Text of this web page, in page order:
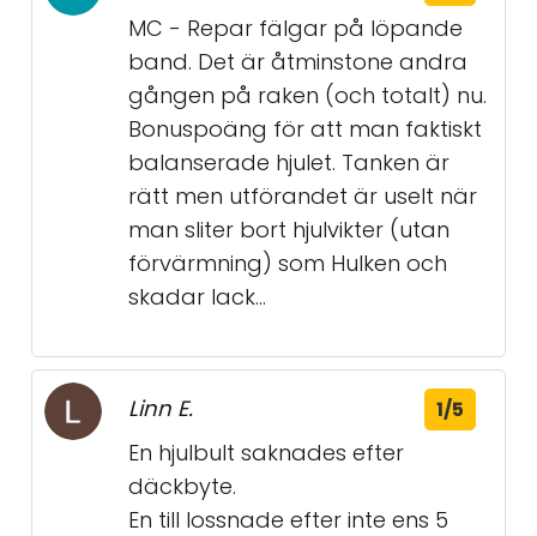
MC - Repar fälgar på löpande
band. Det är åtminstone andra
gången på raken (och totalt) nu.
Bonuspoäng för att man faktiskt
balanserade hjulet. Tanken är
rätt men utförandet är uselt när
man sliter bort hjulvikter (utan
förvärmning) som Hulken och
skadar lack...
Linn E. 1/5
En hjulbult saknades efter
däckbyte.
En till lossnade efter inte ens 5